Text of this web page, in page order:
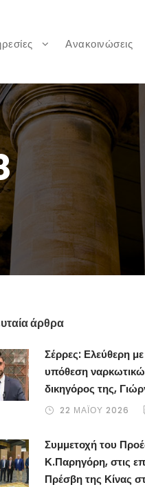
Ανακοινώσεις
άρθρα
Σέρρες: Ελεύθερη
υπόθεση
δικηγόρος της,
22 ΜΑΪ́ΟΥ 2026
Συμμετοχή του
Κ.Παρηγόρη, στις
Πρέσβη της Κίνας